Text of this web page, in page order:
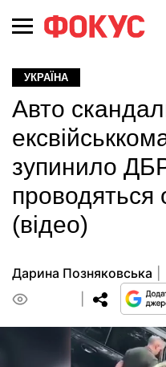
УКРАЇНА
Авто
зупинило
(відео)
Дарина Позняковська